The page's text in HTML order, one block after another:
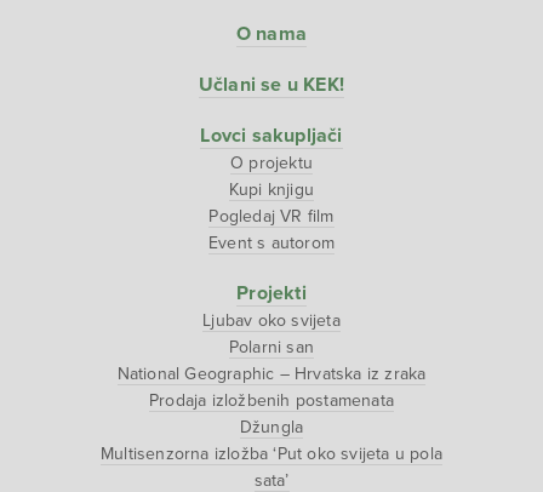
O nama
Učlani se u KEK!
Lovci sakupljači
O projektu
Kupi knjigu
Pogledaj VR film
Event s autorom
Projekti
Ljubav oko svijeta
Polarni san
National Geographic – Hrvatska iz zraka
Prodaja izložbenih postamenata
Džungla
Multisenzorna izložba ‘Put oko svijeta u pola
sata’